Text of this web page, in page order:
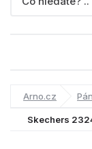
Arno.cz
Skechers